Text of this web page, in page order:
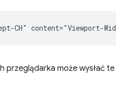
przeglądarka może wysłać te